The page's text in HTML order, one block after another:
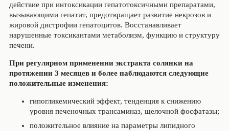
действие при интоксикации гепатотоксичными препаратами,
вызывающими гепатит, предотвращает развитие некрозов и
жировой дистрофии гепатоцитов. Восстанавливает
нарушенные токсикантами метаболизм, функцию и структуру
печени.
При регулярном применении экстракта солянки на
протяжении 3 месяцев и более наблюдаются следующие
положительные изменения:
гипогликемический эффект, тенденция к снижению
уровня печеночных трансаминаз, щелочной фосфатазы;
положительное влияние на параметры липидного